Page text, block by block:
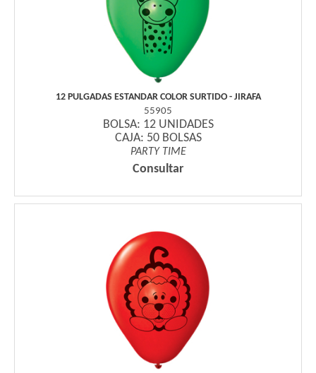
12 PULGADAS ESTANDAR COLOR SURTIDO - JIRAFA
55905
BOLSA: 12 UNIDADES
CAJA: 50 BOLSAS
PARTY TIME
Consultar